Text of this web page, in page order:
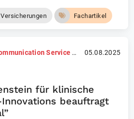
Fachartikel
MCS Market Communication Service GmbH 05.08.2025
für klinische
beauftragt